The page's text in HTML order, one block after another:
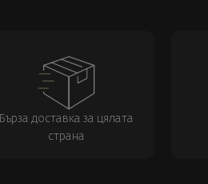
Бърза доставка за цялата
страна